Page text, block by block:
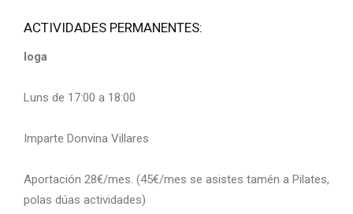
ACTIVIDADES PERMANENTES:
Ioga
Luns de 17:00 a 18:00
Imparte Donvina Villares
Aportación 28€/mes. (45€/mes se asistes tamén a Pilates,
polas dúas actividades)